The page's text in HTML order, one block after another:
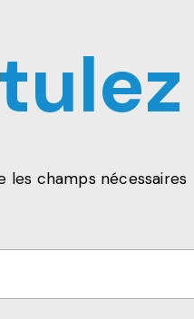
les champs nécessaires